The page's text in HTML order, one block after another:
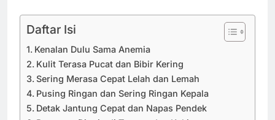
Daftar Isi
Kenalan Dulu Sama Anemia
Kulit Terasa Pucat dan Bibir Kering
Sering Merasa Cepat Lelah dan Lemah
Pusing Ringan dan Sering Ringan Kepala
Detak Jantung Cepat dan Napas Pendek